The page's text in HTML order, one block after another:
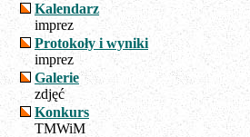
Kalendarz
imprez
Protokoły i wyniki
imprez
Galerie
zdjęć
Konkurs
TMWiM